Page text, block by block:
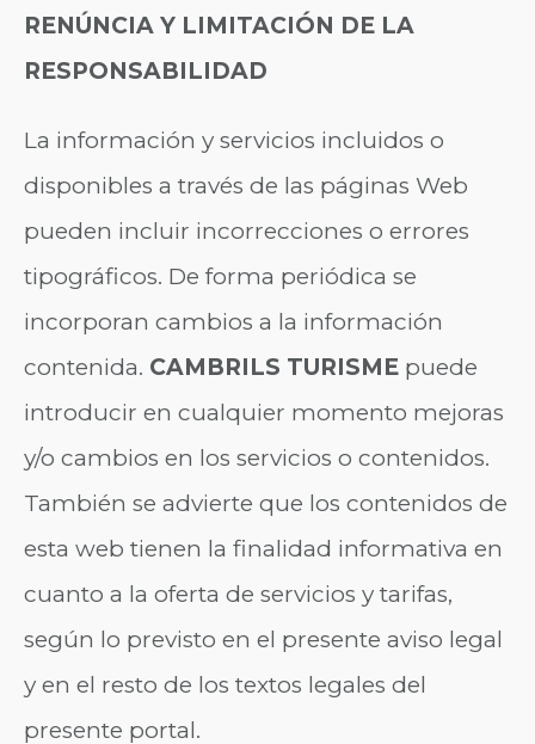
RENÚNCIA Y LIMITACIÓN DE LA
RESPONSABILIDAD
La información y servicios incluidos o
disponibles a través de las páginas Web
pueden incluir incorrecciones o errores
tipográficos. De forma periódica se
incorporan cambios a la información
contenida. CAMBRILS TURISME puede
introducir en cualquier momento mejoras
y/o cambios en los servicios o contenidos.
También se advierte que los contenidos de
esta web tienen la finalidad informativa en
cuanto a la oferta de servicios y tarifas,
según lo previsto en el presente aviso legal
y en el resto de los textos legales del
presente portal.